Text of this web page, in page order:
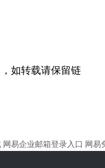
如转载请保留链
网易企业邮箱登录入口 网易